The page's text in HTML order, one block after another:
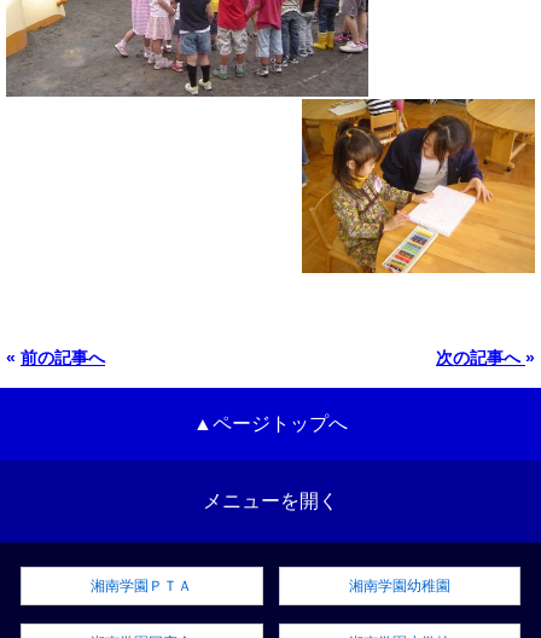
« 前の記事へ 次の記事へ »
▲ページトップへ
メニューを開く
湘南学園ＰＴＡ 湘南学園幼稚園